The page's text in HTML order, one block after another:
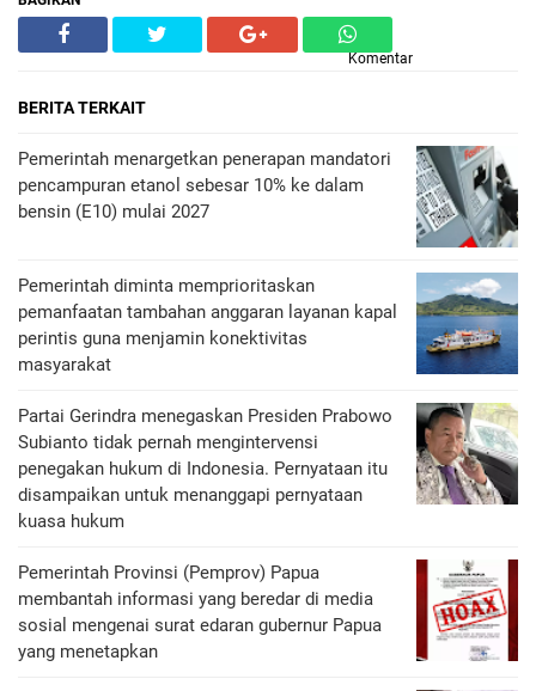
Komentar
BERITA TERKAIT
Pemerintah menargetkan penerapan mandatori
pencampuran etanol sebesar 10% ke dalam
bensin (E10) mulai 2027
Pemerintah diminta memprioritaskan
pemanfaatan tambahan anggaran layanan kapal
perintis guna menjamin konektivitas
masyarakat
Partai Gerindra menegaskan Presiden Prabowo
Subianto tidak pernah mengintervensi
penegakan hukum di Indonesia. Pernyataan itu
disampaikan untuk menanggapi pernyataan
kuasa hukum
Pemerintah Provinsi (Pemprov) Papua
membantah informasi yang beredar di media
sosial mengenai surat edaran gubernur Papua
yang menetapkan